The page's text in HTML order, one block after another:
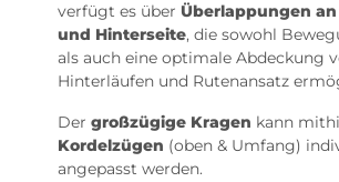
verfügt es über Überlappungen
und Hinterseite, die sowohl
als auch eine optimale Abdeckung
Hinterläufen und Rutenansatz
Der großzügige Kragen kann
Kordelzügen (oben & Umfang)
angepasst werden.